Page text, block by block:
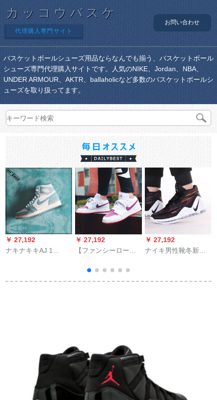
カッコウバスケ
代理購入専門サイト
お問い合わせ
バスケットボールシューズ用品ならなんでも揃う、バスケットボール
シューズ専門代理購入サイトです。人気のNIKE、Jordan、NBA、
UNDER ARMOUR、AKTR、ballaholicなど多数のバスケットボールシ
ューズを取り扱ってます。
￥ 27,192
ナキナキキAJ 1
343
￥ 27,192
【ファンシーロー
季新作モデル・ジド
ゥン1 Low GS AJ 1バ
￥ 27,192
ナイキ男性靴冬新型